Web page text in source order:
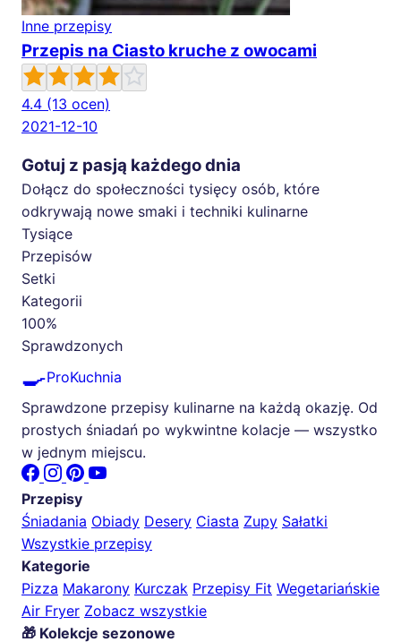
Inne przepisy
Przepis na Ciasto kruche z owocami
4.4 (13 ocen)
2021-12-10
Gotuj z pasją każdego dnia
Dołącz do społeczności tysięcy osób, które
odkrywają nowe smaki i techniki kulinarne
Tysiące
Przepisów
Setki
Kategorii
100%
Sprawdzonych
🍳ProKuchnia
Sprawdzone przepisy kulinarne na każdą okazję. Od
prostych śniadań po wykwintne kolacje — wszystko
w jednym miejscu.
Przepisy
Śniadania Obiady Desery Ciasta Zupy Sałatki
Wszystkie przepisy
Kategorie
Pizza Makarony Kurczak Przepisy Fit Wegetariańskie
Air Fryer Zobacz wszystkie
🎁 Kolekcje sezonowe